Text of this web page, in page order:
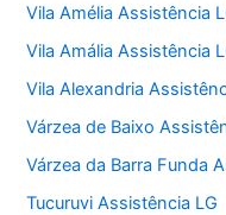
Vila Amélia Assistência
Vila Amália Assistência
Vila Alexandria
Várzea de Baixo
Várzea da Barra Funda
Tucuruvi Assistência LG